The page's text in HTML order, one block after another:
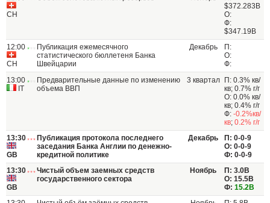
CH
$372.283B
О:
Ф:
$347.19B
12:00
CH
Публикация ежемесячного
статистического бюллетеня Банка
Швейцарии
Декабрь
П:
О:
Ф:
13:00
IT
Предварительные данные по изменению
объема ВВП
3 квартал
П: 0.3% кв/
кв; 0.7% г/г
О: 0.0% кв/
кв; 0.4% г/г
Ф: -0.2%кв/
кв; 0.2% г/г
13:30
GB
Публикация протокола последнего
заседания Банка Англии по денежно-
кредитной политике
Декабрь
П: 0-0-9
О: 0-0-9
Ф: 0-0-9
13:30
GB
Чистый объем заемных средств
государственного сектора
Ноябрь
П: 3.0B
О: 15.5B
Ф: 15.2B